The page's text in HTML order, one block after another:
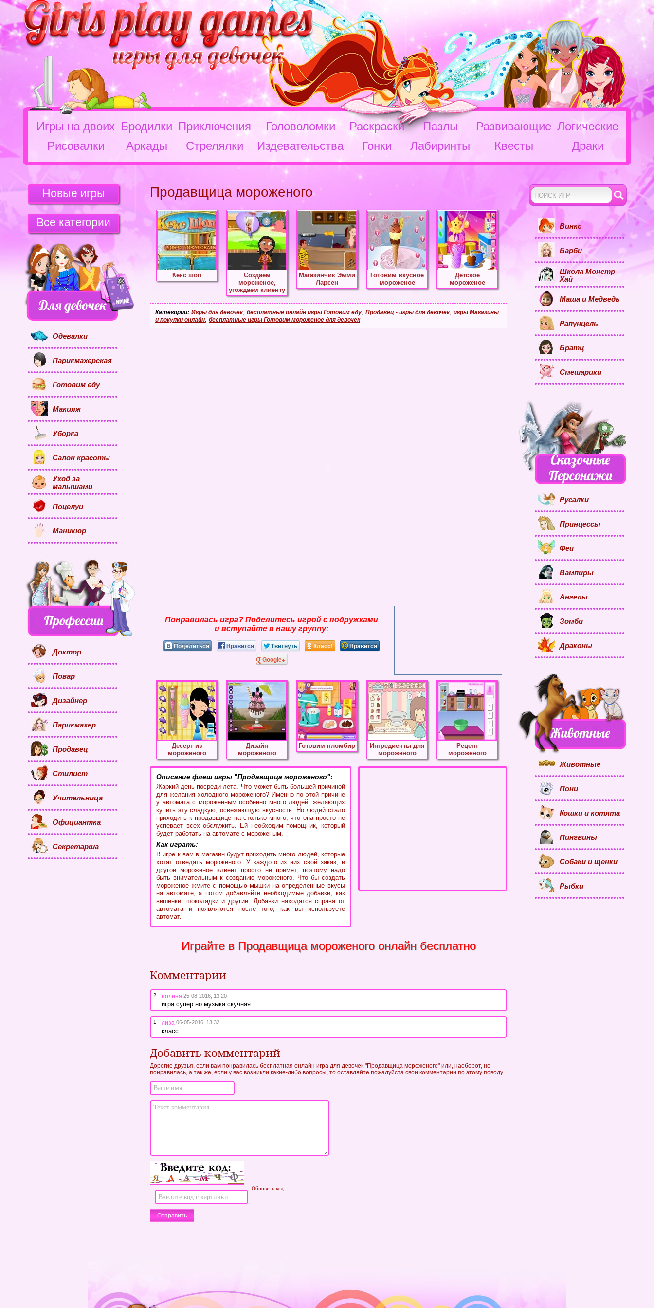
Игры на двоих Бродилки Приключения Головоломки Раскраски Пазлы Развивающие Логические
Рисовалки
Аркады Стрелялки Издевательства Гонки Лабиринты Квесты Драки
Продавщица мороженого
Кекс шоп
Создаем
мороженое,
угождаем клиенту
Магазинчик Эмми
Ларсен
Готовим вкусное
мороженое
Детское
мороженое
Категории: Игры для девочек, бесплатные онлайн игры Готовим еду, Продавец - игры для девочек, игры Магазины
и покупки онлайн, бесплатные игры Готовим мороженое для девочек
Понравилась игра? Поделитесь игрой с подружками
и вступайте в нашу группу:
Поделиться Нравится Твитнуть Класс!
Нравится
Google+
Десерт из
мороженого
Дизайн
мороженого
Готовим пломбир
Ингредиенты для
мороженого
Рецепт
мороженого
Описание флеш игры "Продавщица мороженого":
Жаркий день посреди лета. Что может быть большей причиной
для желания холодного мороженого? Именно по этой причине
у автомата с мороженным особенно много людей, желающих
купить эту сладкую, освежающую вкусность. Но людей стало
приходить к продавщице на столько много, что она просто не
успевает всех обслужить. Ей необходим помощник, который
будет работать на автомате с мороженым.
Как играть:
В игре к вам в магазин будут приходить много людей, которые
хотят отведать мороженого. У каждого из них свой заказ, и
другое мороженое клиент просто не примет, поэтому надо
быть внимательным к созданию мороженого. Что бы создать
мороженое жмите с помощью мышки на определенные вкусы
на автомате, а потом добавляйте необходимые добавки, как
вишенки, шоколадки и другие. Добавки находятся справа от
автомата и появляются после того, как вы используете
автомат.
Играйте в Продавщица мороженого онлайн бесплатно
Комментарии
2 полина 25-08-2016, 13:20
игра супер но музыка скучная
1 лиза 06-05-2016, 13:32
класс
Добавить комментарий
Дорогие друзья, если вам понравилась бесплатная онлайн игра для девочек "Продавщица мороженого" или, наоборот, не
понравилась, а так же, если у вас возникли какие-либо вопросы, то оставляйте пожалуйста свои комментарии по этому поводу.
Обновить код
Новые игры
Все категории
Одевалки
Парикмахерская
Готовим еду
Макияж
Уборка
Салон красоты
Уход за
малышами
Поцелуи
Маникюр
Доктор
Повар
Дизайнер
Парикмахер
Продавец
Стилист
Учительница
Официантка
Секретарша
Винкс
Барби
Школа Монстр
Хай
Маша и Медведь
Рапунцель
Братц
Смешарики
Русалки
Принцессы
Феи
Вампиры
Ангелы
Зомби
Драконы
Животные
Пони
Кошки и котята
Пингвины
Собаки и щенки
Рыбки